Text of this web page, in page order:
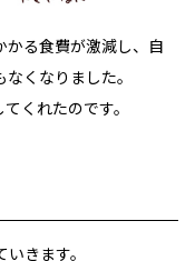
かる食費が激減し、自
くなりました。
くれたのです。
きます。